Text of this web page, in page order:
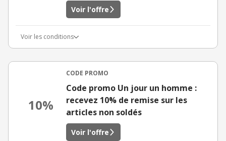
Voir l'offre
Voir les conditions
10%
CODE PROMO
Code promo Un jour un homme :
recevez 10% de remise sur les
articles non soldés
Voir l'offre